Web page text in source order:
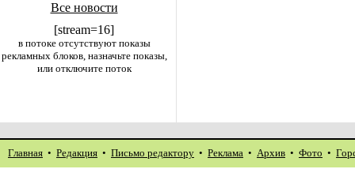
Все новости
[stream=16]
в потоке отсутствуют показы
рекламных блоков, назначьте показы,
или отключите поток
Главная • Редакция • Письмо редактору • Реклама • Архив • Фото •